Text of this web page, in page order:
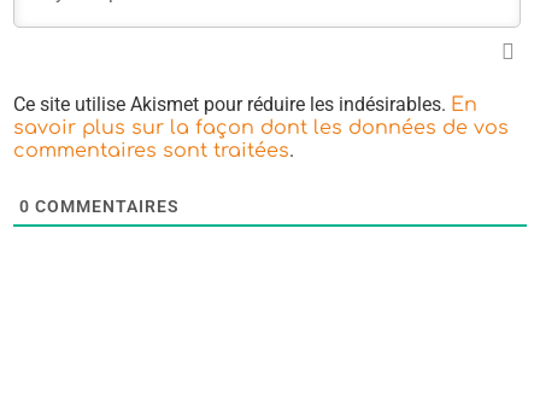
Ce site utilise Akismet pour réduire les indésirables. En
savoir plus sur la façon dont les données de vos
commentaires sont traitées.
0 COMMENTAIRES